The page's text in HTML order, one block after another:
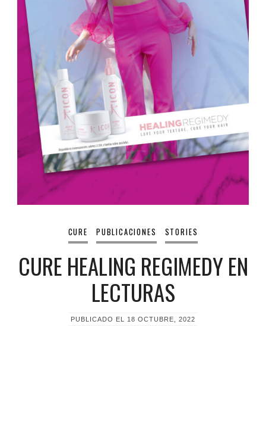
CURE PUBLICACIONES STORIES
CURE HEALING REGIMEDY EN
LECTURAS
PUBLICADO EL 18 OCTUBRE, 2022